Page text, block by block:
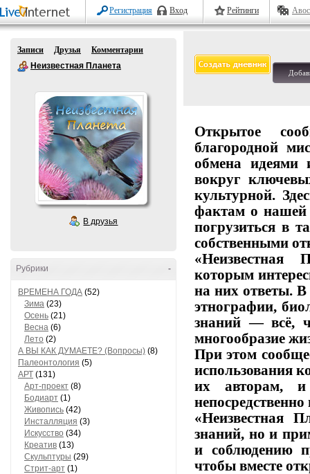
Регистрация Вход Рейтинги
Записи Друзья
Комментарии
Неизвестная Планета
В друзья
-
Рубрики
ВРЕМЕНА ГОДА (52)
Зима (23)
Осень (21)
Весна (6)
Лето (2)
А ВЫ КАК ДУМАЕТЕ? (Вопросы) (8)
Палеонтология (5)
АРТ (131)
Арт-проект (8)
Бодиарт (1)
Живопись (42)
Инсталляция (3)
Искусство (34)
Креатив (13)
Скульптуры (29)
Стрит-арт (1)
Открытое
благородной
обмена идеями
вокруг
культурной.
фактам о нашей
погрузиться в
собственными
«Неизвестная
которым
на них ответы.В
этнографии,
знаний — всё,
многообразие
При этом
использования
их авторам,и
«Неизвестная
знаний, но и
и соблюдению
чтобы вместе